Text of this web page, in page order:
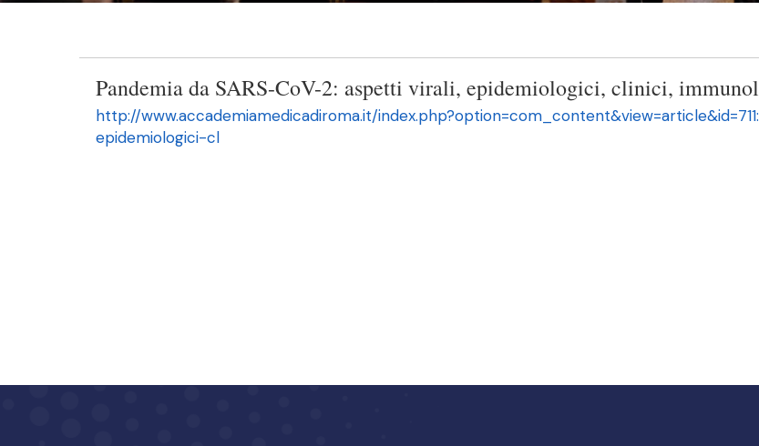
Pandemia da SARS-CoV-2: aspetti virali, epidemiologici, clinici,
http://www.accademiamedicadiroma.it/
epidemiologici-cl